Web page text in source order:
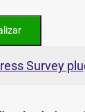
Survey